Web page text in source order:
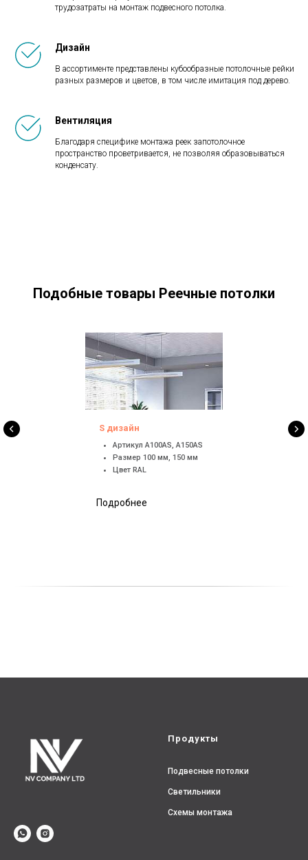
трудозатраты на монтаж подвесного потолка.
Дизайн
В ассортименте представлены кубообразные потолочные рейки
разных размеров и цветов, в том числе имитация под дерево.
Вентиляция
Благодаря специфике монтажа реек запотолочное
пространство проветривается, не позволяя образовываться
конденсату.
Подобные товары Реечные потолки
S дизайн
Артикул A100AS, A150AS
Размер 100 мм, 150 мм
Цвет RAL
Подробнее
Продукты
Подвесные потолки
Светильники
Схемы монтажа